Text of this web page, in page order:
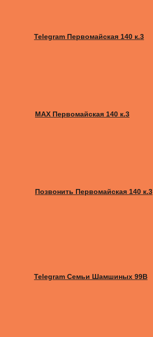
Telegram Первомайская 140 к.3
MAX Первомайская 140 к.3
Позвонить Первомайская 140 к.3
Telegram Семьи Шамшиных 99В